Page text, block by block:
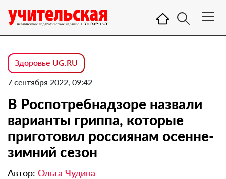
Здоровье UG.RU
7 сентября 2022, 09:42
В Роспотребнадзоре назвали
варианты гриппа, которые
приготовил россиянам осенне-
зимний сезон
Автор: Ольга Чудина